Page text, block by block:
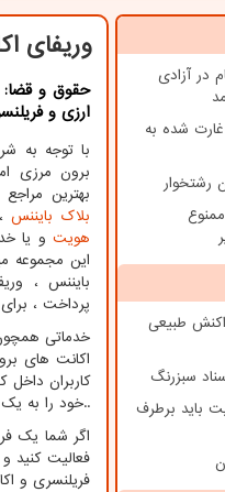
در آزادی
اموال غارت شده به
رشتخوار
طبیعی
سبزرنگ
باید برطرف
وریفای
ارزی و
با توجه به
برون مرزی
بهترین
بلاک بایننس
هویت و یا
این مجموعه
بایننس ،
پرداخت ،
خدماتی
اکانت های
کاربران
..خود را به یک
اگر شما یک
فعالیت
فریلنسری و